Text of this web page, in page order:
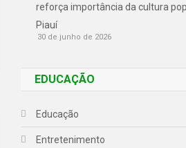
reforça importância da cultura
Piauí
30 de junho de 2026
EDUCAÇÃO
Educação
Entretenimento